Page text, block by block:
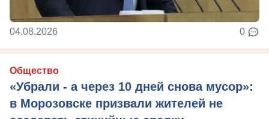
04.08.2026 0
Общество
«Убрали - а через 10 дней снова мусор»:
в Морозовске призвали жителей не